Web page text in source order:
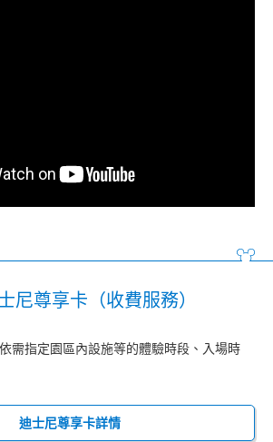
尼尊享卡（收費服務）
需指定園區內設施等的體驗時段、入場時
迪士尼尊享卡詳情